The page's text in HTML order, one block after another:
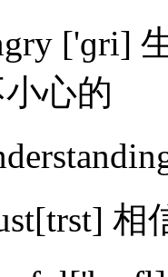
['ɡri] 生
心的
相信